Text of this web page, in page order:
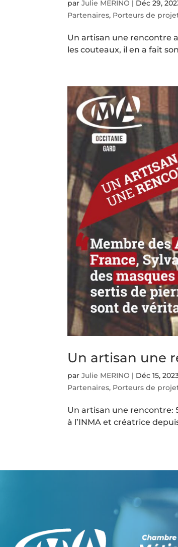
parJulie MERINO | Déc 29,
Partenaires, Porteurs de
Un artisan une rencontre
les couteaux, il en a fait
Un artisan une
parJulie MERINO | Déc 15,
Partenaires, Porteurs de
Un artisan une rencontre:
à l’INMA et créatrice